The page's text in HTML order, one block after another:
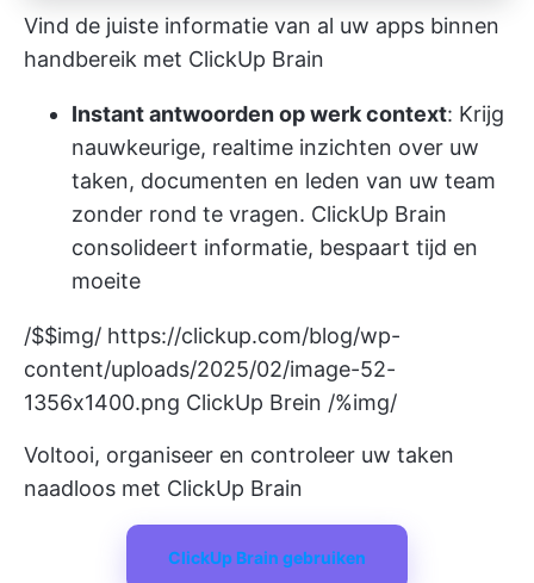
Vind de juiste informatie van al uw apps binnen
handbereik met ClickUp Brain
Instant antwoorden op werk context: Krijg
nauwkeurige, realtime inzichten over uw
taken, documenten en leden van uw team
zonder rond te vragen. ClickUp Brain
consolideert informatie, bespaart tijd en
moeite
/$$img/ https://clickup.com/blog/wp-
content/uploads/2025/02/image-52-
1356x1400.png ClickUp Brein /%img/
Voltooi, organiseer en controleer uw taken
naadloos met ClickUp Brain
ClickUp Brain gebruiken